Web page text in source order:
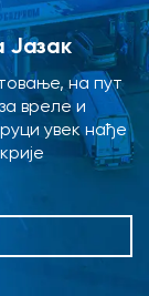
Јазак
на пут
вреле и
увек нађе